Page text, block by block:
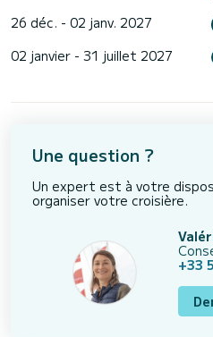
26 déc. - 02 janv. 2027
02 janvier - 31 juillet 2027
Une question ?
Un expert est à votre
organiser votre croisière.
+33